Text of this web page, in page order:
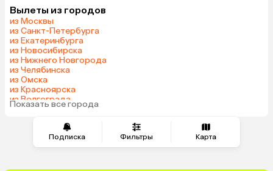
Подписка Фильтры Карта
Вылеты из городов
из Москвы
из Санкт-Петербурга
из Екатеринбурга
из Новосибирска
из Нижнего Новгорода
из Челябинска
из Омска
из Красноярска
из Волгограда
Показать все города